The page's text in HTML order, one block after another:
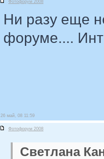
Фотофорум 2008
Ни разу еще
форуме....
26 май, 08 11:59
Фотофорум 2008
Светлана